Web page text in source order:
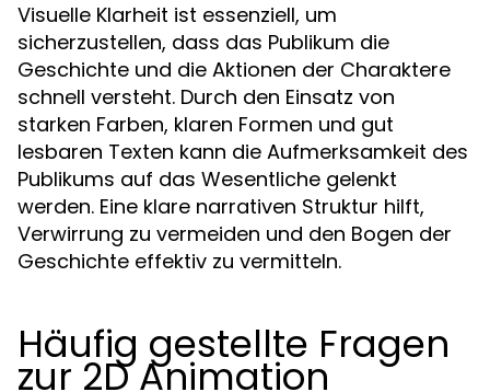
Visuelle Klarheit ist essenziell, um
sicherzustellen, dass das Publikum die
Geschichte und die Aktionen der Charaktere
schnell versteht. Durch den Einsatz von
starken Farben, klaren Formen und gut
lesbaren Texten kann die Aufmerksamkeit des
Publikums auf das Wesentliche gelenkt
werden. Eine klare narrativen Struktur hilft,
Verwirrung zu vermeiden und den Bogen der
Geschichte effektiv zu vermitteln.
Häufig gestellte Fragen
zur 2D Animation